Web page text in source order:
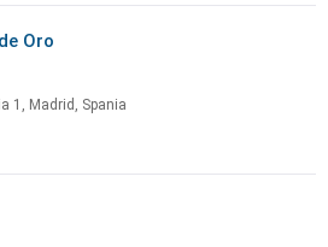
Oro
1, Madrid, Spania